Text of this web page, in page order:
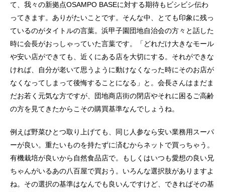
て、我々の新拠点OSAMPO BASEに対する期待もビシビシ伝わ
ってきます。ありがたいことです。そんな中、とても印象に残っ
ているのがタイトルの言葉。浜甲子園団地自治会の方々と話した
時に会長がおっしゃっていた言葉です。「どれだけ大きなモール
や安い店ができても、近くにある店を大切にする。それができな
ければ、自分が老いて思うように動けなくなった時にそのお店が
なくなってしまって後悔することになる」と。会長さんはまだま
だお若く元気な方ですが、団地商店街の閉店やそれに困るご高齢
の方を見てきたからこその購買基準なんでしょうね。
例えば野菜ひとつ取り上げても、同じ人参なら安い業務用スーパ
ーが良い。重たいものを持たずに済むからネットで買っちゃう。
有機栽培が良いから自然食品店で。もしくはいつも愛想の良い兄
ちゃんがいるあの八百屋で買おう。いろんな選択肢がありますよ
ね。その選択の基準はなんでも良いんですけど、できればその基